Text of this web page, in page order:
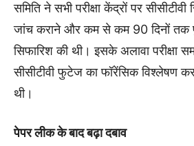
समिति ने सभी परीक्षा केंद्रों पर सीसीटीवी
जांच कराने और कम से कम 90 दिनों तक
सिफारिश की थी। इसके अलावा परीक्षा
सीसीटीवी फुटेज का फॉरेंसिक विश्लेषण
थी।
पेपर लीक के बाद बढ़ा दबाव